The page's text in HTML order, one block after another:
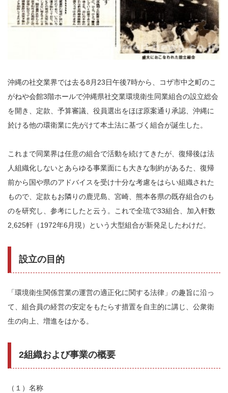
沖縄の社交業界では去る8月23日午後7時から、コザ市中之町のこ
がねや会館3階ホールで沖縄県社交業環境衛生同業組合の設立総会
を開き、定款、予算審議、役員選出をほぼ原案通り承認、沖縄に
於ける他の環衛業に先がけて本土法に基づく組合が誕生した。
これまで同業界は任意の組合で活動を続けてきたが、復帰後は法
人組織化しないとあらゆる事業面にも大きな制約があるた、復帰
前から国や県のアドバイスを受け十分な考慮をはらい組織された
もので、定款もお隣りの鹿児島、宮崎、熊本各県の既存組合のも
のを研究し、参考にしたと云う。これで全琉で33組合、加入軒数
2,625軒（1972年6月現）という大型組合が新発足したわけだ。
設立の目的
「環境衛生関係営業の運営の適正化に関する法律」の趣旨に沿っ
て、組合員の経営の安定をもたらす措置を自主的に講じ、公衆衛
生の向上、増進をはかる。
2組織および事業の概要
（１）名称